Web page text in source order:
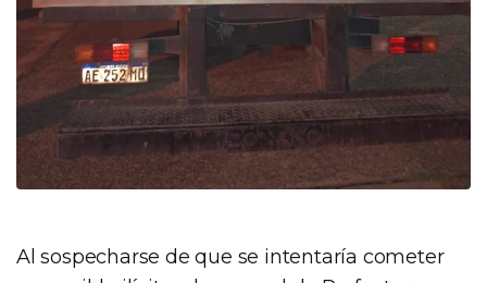
Al sospecharse de que se intentaría cometer